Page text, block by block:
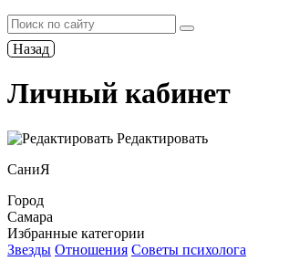
Назад
Личный кабинет
Редактировать
СаниЯ
Город
Самара
Избранные категории
Звезды Отношения Советы психолога